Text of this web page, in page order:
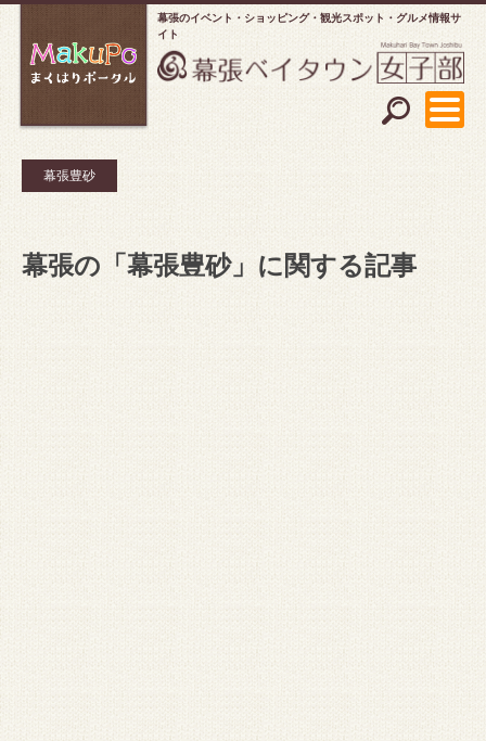
幕張のイベント・ショッピング
観光スポット・グルメ情報サ
イト
幕張豊砂
幕張の「幕張豊砂」に関する記事